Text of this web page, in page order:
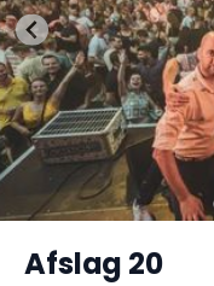
Afslag 20